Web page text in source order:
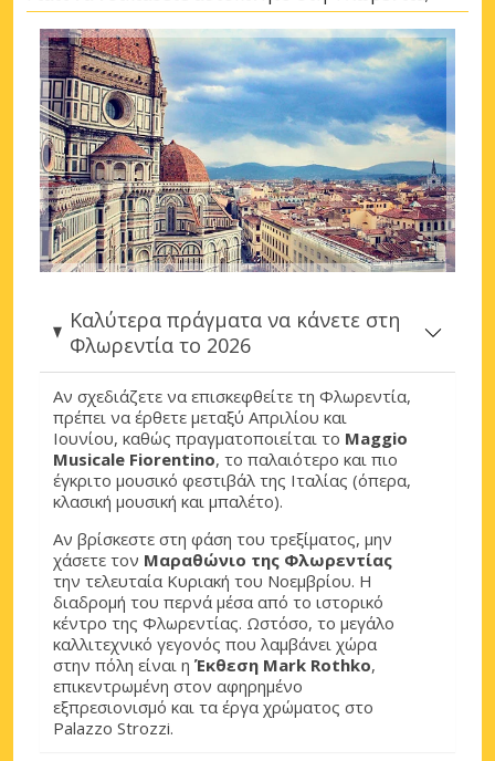
Καλύτερα πράγματα να κάνετε στη
Φλωρεντία το 2026
Αν σχεδιάζετε να επισκεφθείτε τη Φλωρεντία,
πρέπει να έρθετε μεταξύ Απριλίου και
Ιουνίου, καθώς πραγματοποιείται το Maggio
Musicale Fiorentino, το παλαιότερο και πιο
έγκριτο μουσικό φεστιβάλ της Ιταλίας (όπερα,
κλασική μουσική και μπαλέτο).
Αν βρίσκεστε στη φάση του τρεξίματος, μην
χάσετε τον Μαραθώνιο της Φλωρεντίας
την τελευταία Κυριακή του Νοεμβρίου. Η
διαδρομή του περνά μέσα από το ιστορικό
κέντρο της Φλωρεντίας. Ωστόσο, το μεγάλο
καλλιτεχνικό γεγονός που λαμβάνει χώρα
στην πόλη είναι η Έκθεση Mark Rothko,
επικεντρωμένη στον αφηρημένο
εξπρεσιονισμό και τα έργα χρώματος στο
Palazzo Strozzi.